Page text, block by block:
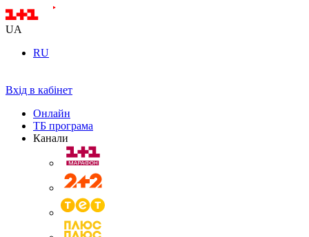
UA
RU
Вхід в кабінет
Онлайн
ТБ програма
Канали